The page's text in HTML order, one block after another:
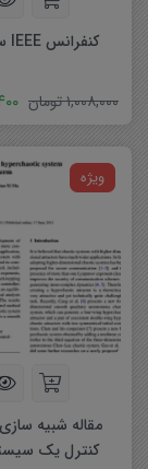
کنفرانس IEEE سال ۲۰۰۸
۱,۰۰۸,۰۰۰تومان
ویژه
مقاله شبیه
کنترل یک